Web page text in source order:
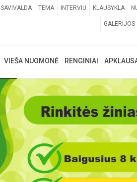
SAVIVALDA TEMA INTERVIU KLAUSYKLA
GALERIJOS
VIEŠA NUOMONĖ RENGINIAI